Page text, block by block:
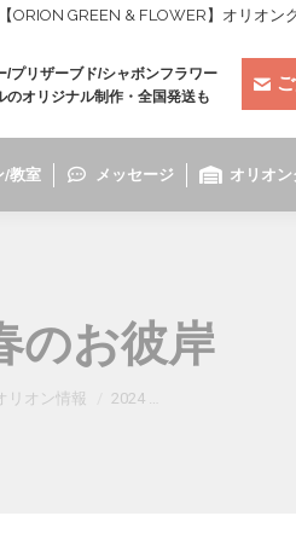
GREEN & FLOWER】オリオン
/プリザーブド/シャボンフラワー
のオリジナル制作・全国発送も
/教室 メッセージ オリオ
のお彼岸
リオン情報 2024 …